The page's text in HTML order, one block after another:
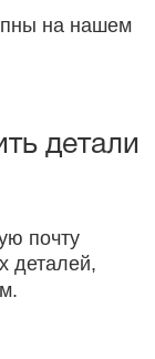
на нашем
детали
почту
деталей,